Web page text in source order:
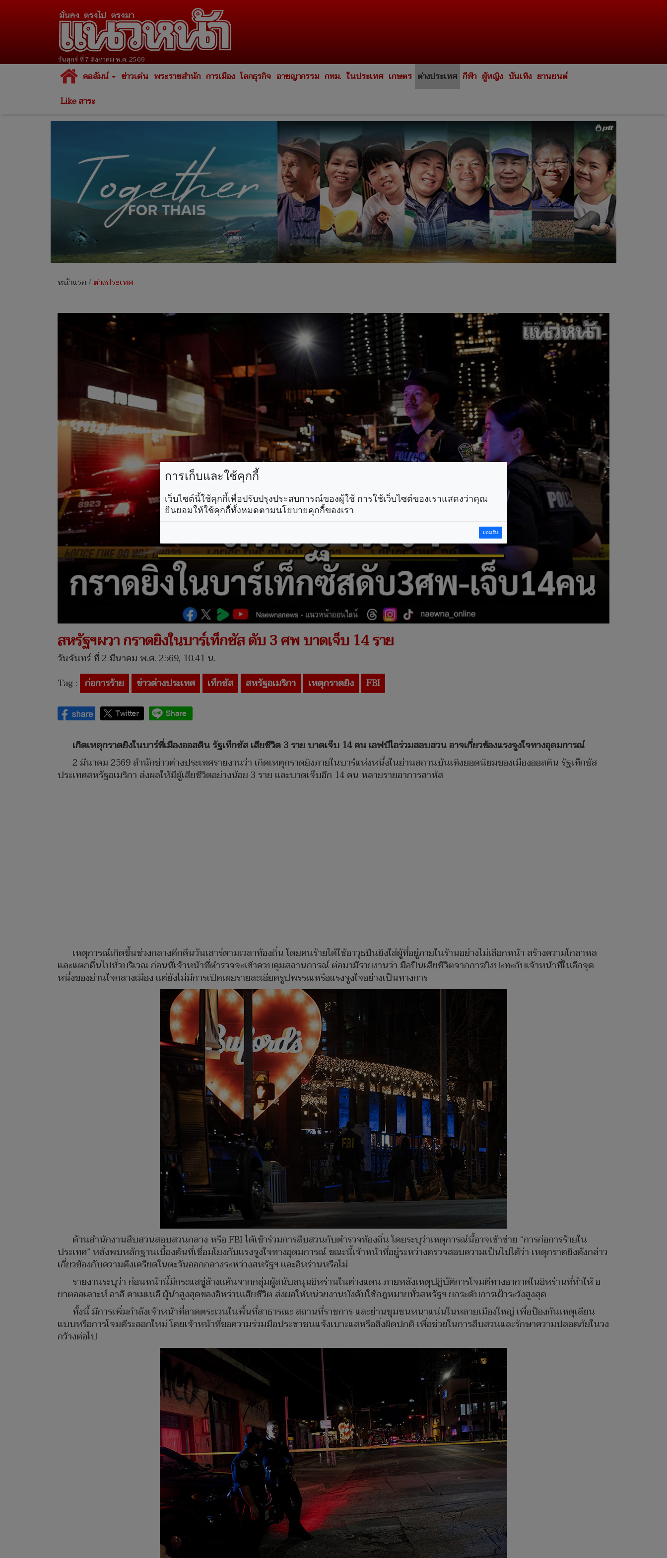
วันศุกร์ ที่ 7 สิงหาคม พ.ศ. 2569
คอลัมน์ ข่าวเด่น พระราชสำนัก การเมือง โลกธุรกิจ อาชญากรรม กทม. ในประเทศ เกษตร ต่างประเทศ กีฬา ผู้หญิง บันเทิง ยานยนต์
Like สาระ
หน้าแรก/ต่างประเทศ
สหรัฐฯผวา กราดยิงในบาร์เท็กซัส ดับ 3 ศพ บาดเจ็บ 14 ราย
วันจันทร์ ที่ 2 มีนาคม พ.ศ. 2569, 10.41 น.
Tag : ก่อการร้าย ข่าวต่างประเทศ เท็กซัส สหรัฐอเมริกา เหตุกราดยิง FBI
เกิดเหตุกราดยิงในบาร์ที่เมืองออสติน รัฐเท็กซัส เสียชีวิต 3 ราย บาดเจ็บ 14 คน เอฟบีไอร่วมสอบสวน อาจเกี่ยวข้องแรงจูงใจทางอุดมการณ์
2 มีนาคม 2569 สำนักข่าวต่างประเทศรายงานว่า เกิดเหตุกราดยิงภายในบาร์แห่งหนึ่งในย่านสถานบันเทิงยอดนิยมของเมืองออสติน รัฐเท็กซัส
ประเทศสหรัฐอเมริกา ส่งผลให้มีผู้เสียชีวิตอย่างน้อย 3 ราย และบาดเจ็บอีก 14 คน หลายรายอาการสาหัส
เหตุการณ์เกิดขึ้นช่วงกลางดึกคืนวันเสาร์ตามเวลาท้องถิ่น โดยคนร้ายได้ใช้อาวุธปืนยิงใส่ผู้ที่อยู่ภายในร้านอย่างไม่เลือกหน้า สร้างความโกลาหล
และแตกตื่นไปทั่วบริเวณ ก่อนที่เจ้าหน้าที่ตำรวจจะเข้าควบคุมสถานการณ์ ต่อมามีรายงานว่า มือปืนเสียชีวิตจากการยิงปะทะกับเจ้าหน้าที่ในอีกจุด
หนึ่งของย่านใจกลางเมือง แต่ยังไม่มีการเปิดเผยรายละเอียดรูปพรรณหรือแรงจูงใจอย่างเป็นทางการ
ด้านสำนักงานสืบสวนสอบสวนกลาง หรือ FBI ได้เข้าร่วมการสืบสวนกับตำรวจท้องถิ่น โดยระบุว่าเหตุการณ์นี้อาจเข้าข่าย “การก่อการร้ายใน
ประเทศ” หลังพบหลักฐานเบื้องต้นที่เชื่อมโยงกับแรงจูงใจทางอุดมการณ์ ขณะนี้เจ้าหน้าที่อยู่ระหว่างตรวจสอบความเป็นไปได้ว่า เหตุกราดยิงดังกล่าว
เกี่ยวข้องกับความตึงเครียดในตะวันออกกลางระหว่างสหรัฐฯ และอิหร่านหรือไม่
รายงานระบุว่า ก่อนหน้านี้มีกระแสขู่ล้างแค้นจากกลุ่มผู้สนับสนุนอิหร่านในต่างแดน ภายหลังเหตุปฏิบัติการโจมตีทางอากาศในอิหร่านที่ทำให้ อ
ยาตอลเลาะห์ อาลี คาเมเนอี ผู้นำสูงสุดของอิหร่านเสียชีวิต ส่งผลให้หน่วยงานบังคับใช้กฎหมายทั่วสหรัฐฯ ยกระดับการเฝ้าระวังสูงสุด
ทั้งนี้ มีการเพิ่มกำลังเจ้าหน้าที่ลาดตระเวนในพื้นที่สาธารณะ สถานที่ราชการ และย่านชุมชนหนาแน่นในหลายเมืองใหญ่ เพื่อป้องกันเหตุเลียน
แบบหรือการโจมตีระลอกใหม่ โดยเจ้าหน้าที่ขอความร่วมมือประชาชนแจ้งเบาะแสหรือสิ่งผิดปกติ เพื่อช่วยในการสืบสวนและรักษาความปลอดภัยในวง
กว้างต่อไป
การเก็บและใช้คุกกี้
เว็บไซต์นี้ใช้คุกกี้เพื่อปรับปรุงประสบการณ์ของผู้ใช้ การใช้เว็บไซต์ของเราแสดงว่าคุณ
ยินยอมให้ใช้คุกกี้ทั้งหมดตามนโยบายคุกกี้ของเรา
ยอมรับ